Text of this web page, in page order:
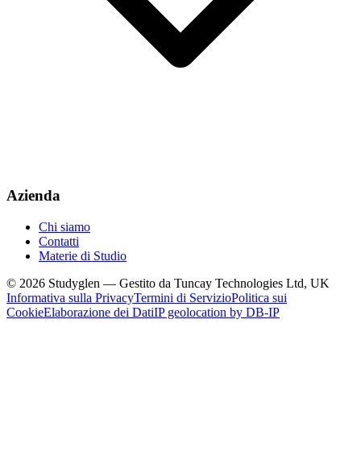
Azienda
Chi siamo
Contatti
Materie di Studio
© 2026 Studyglen — Gestito da Tuncay Technologies Ltd, UK
Informativa sulla PrivacyTermini di ServizioPolitica sui
CookieElaborazione dei DatiIP geolocation by DB-IP